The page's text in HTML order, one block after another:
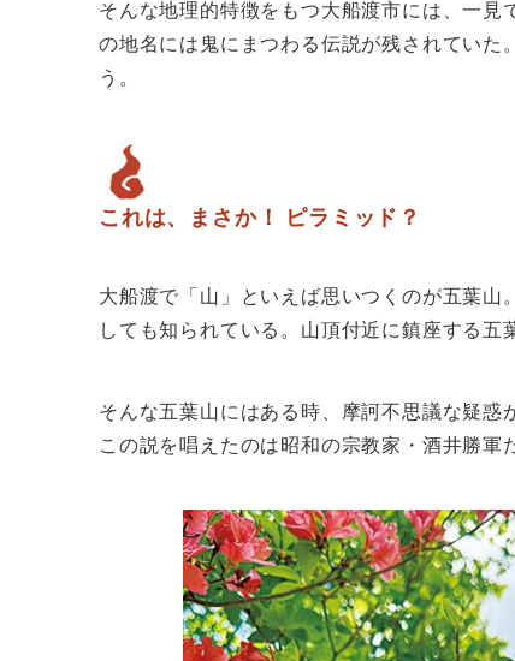
そんな地理的特徴をもつ大船渡市には、一
の地名には鬼にまつわる伝説が残されてい
う。
これは、まさか！ ピラミッド？
大船渡で「山」といえば思いつくのが五葉
しても知られている。山頂付近に鎮座する
そんな五葉山にはある時、摩訶不思議な疑惑
この説を唱えたのは昭和の宗教家・酒井勝軍